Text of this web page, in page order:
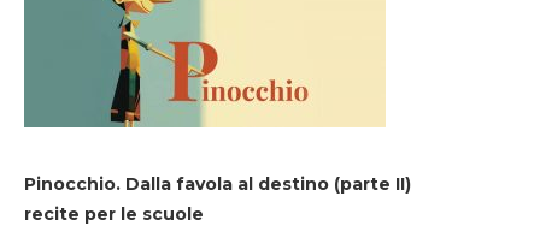
Pinocchio. Dalla favola al destino (parte II)
recite per le scuole